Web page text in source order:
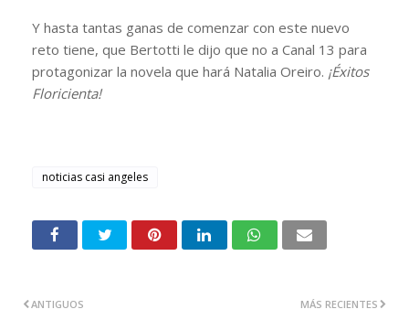
Y hasta tantas ganas de comenzar con este nuevo
reto tiene, que Bertotti le dijo que no a Canal 13 para
protagonizar la novela que hará Natalia Oreiro. ¡Éxitos
Floricienta!
noticias casi angeles
MÁS RECIENTES
ANTIGUOS